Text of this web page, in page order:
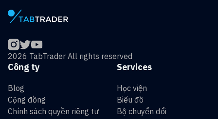
2026 TabTrader All rights reserved
Services
Học viện
Biểu đồ
Bộ chuyển đổi
Công ty
Blog
Cộng đồng
Chính sách quyền riêng tư